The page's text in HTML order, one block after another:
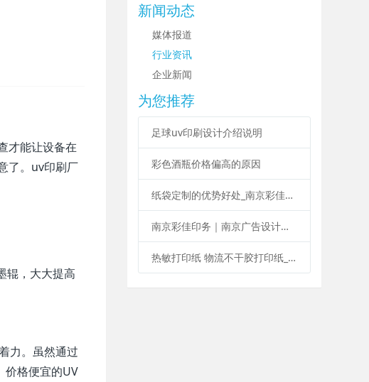
才能让设备在
了。uv印刷厂
辊，大大提高
力。虽然通过
价格便宜的UV
新闻动态
媒体报道
行业资讯
企业新闻
为您推荐
足球uv印刷设计介绍说明
彩色酒瓶价格偏高的原因
纸袋定制的优势好处_南京彩佳印务纸袋定制印刷
南京彩佳印务｜南京广告设计印刷制作一站式服务
热敏打印纸 物流不干胶打印纸_南京彩佳印务专业标签印刷